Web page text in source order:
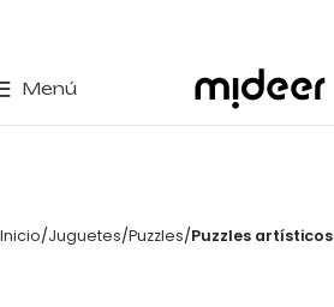
Menú
Inicio Juguetes Puzzles Puzzles artísticos